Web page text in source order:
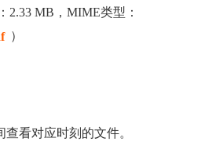
2.33 MB，MIME类型：
）
看对应时刻的文件。